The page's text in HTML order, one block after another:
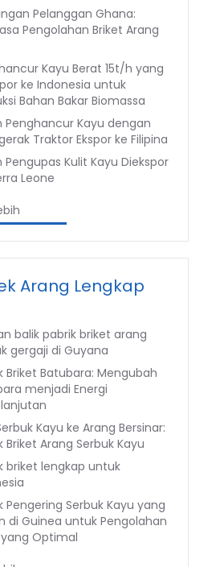
Pelanggan Ghana:
Pengolahan Briket Arang
Kayu Berat 15t/h yang
ke Indonesia untuk
Bahan Bakar Biomassa
Penghancur Kayu dengan
Traktor Ekspor ke Filipina
Pengupas Kulit Kayu Diekspor
Leone
Arang Lengkap
balik pabrik briket arang
gergaji di Guyana
Briket Batubara: Mengubah
menjadi Energi
Kayu ke Arang Bersinar:
Briket Arang Serbuk Kayu
briket lengkap untuk
Pengering Serbuk Kayu yang
di Guinea untuk Pengolahan
Optimal